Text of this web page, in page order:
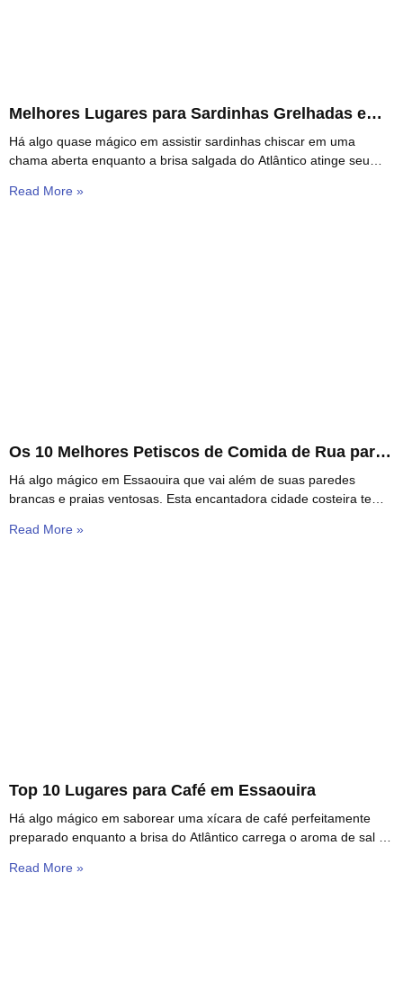
Melhores Lugares para Sardinhas Grelhadas em
Essaouira
Há algo quase mágico em assistir sardinhas chiscar em uma
chama aberta enquanto a brisa salgada do Atlântico atinge seu
Read More »
Os 10 Melhores Petiscos de Comida de Rua para
Experimentar em Essaouira
Há algo mágico em Essaouira que vai além de suas paredes
brancas e praias ventosas. Esta encantadora cidade costeira tem
Read More »
Top 10 Lugares para Café em Essaouira
Há algo mágico em saborear uma xícara de café perfeitamente
preparado enquanto a brisa do Atlântico carrega o aroma de sal e
Read More »